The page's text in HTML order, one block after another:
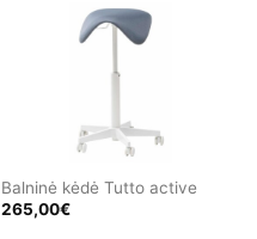
Balninė kėdė Tutto active
265,00€